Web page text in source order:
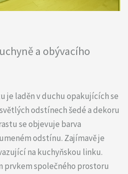
a obývacího
je laděn v duchu opakujících se
odstínech šedé a dekoru
se objevuje barva
odstínu. Zajímavě je
na kuchyňskou linku.
prvkem společného prostoru